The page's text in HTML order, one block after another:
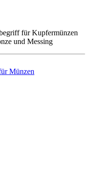
für Kupfermünzen
und Messing
Münzen